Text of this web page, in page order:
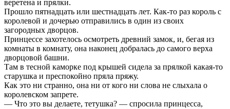
веретена и прялки.
Прошло пятнадцать или шестнадцать лет. Как-то раз король с
королевой и дочерью отправились в один из своих
загородных дворцов.
Принцессе захотелось осмотреть древний замок, и, бегая из
комнаты в комнату, она наконец добралась до самого верха
дворцовой башни.
Там в тесной каморке под крышей сидела за прялкой какая-то
старушка и преспокойно пряла пряжу.
Как это ни странно, она ни от кого ни слова не слыхала о
королевском запрете.
— Что это вы делаете, тетушка? — спросила принцесса,